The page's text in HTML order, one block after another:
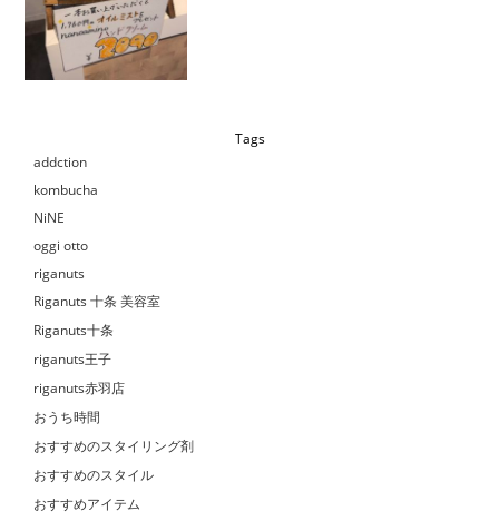
Tags
addction
kombucha
NiNE
oggi otto
riganuts
Riganuts 十条 美容室
Riganuts十条
riganuts王子
riganuts赤羽店
おうち時間
おすすめのスタイリング剤
おすすめのスタイル
おすすめアイテム